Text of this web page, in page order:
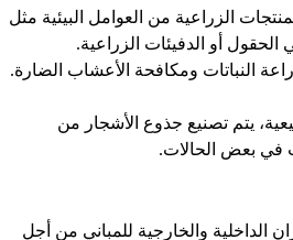
الزراعية من العوامل البيئية مثل
أو الدفيئات الزراعية.
النباتات ومكافحة الأعشاب الضارة.
يتم تصنيع جذوع الأشجار من
في بعض الحالات.
الداخلية والخارجية للمباني من أجل